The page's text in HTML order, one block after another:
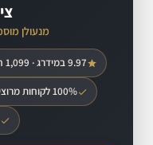
מנעולן
9.97 במידרג · 1,099 חוות דעת
100% לקוחות מרוצים